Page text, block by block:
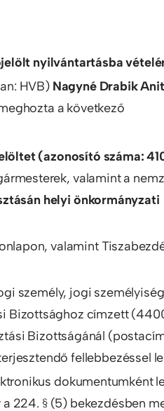
nyilvántartásba
HVB) Nagyné Drabik
a következő
(azonosító száma:
valamint a
helyi önkormányzati
valamint
személy, jogi
Bizottsághoz címzett
Bizottságánál
fellebbezéssel
dokumentumként
224. § (5) bekezdésben